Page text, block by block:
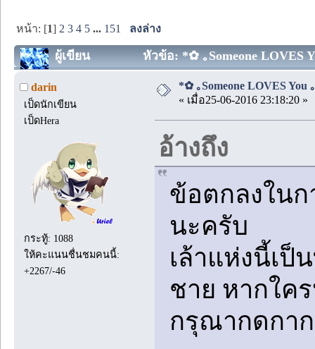
หน้า: [1] 2 3 4 5 ... 151 ลงล่าง
ผู้เขียน หัวข้อ: *✿ ｡Someone LOVES
darin
เป็ดนักเขียน
เป็ดHera
กระทู้: 1088
ให้คะแนนชื่นชมคนนี้:
+2267/-46
*✿ ｡Someone LOVES You
« เมื่อ25-06-2016 23:18:20 »
อ้างถึง
ข้อตกลงในก
นะครับ
เล้าแห่งนี้เป็
ชาย หากใค
กรุณากดกา